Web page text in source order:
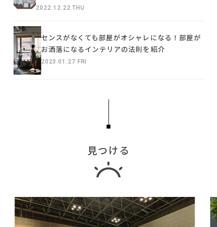
2022.12.22 THU
センスがなくても部屋がオシャレになる！部屋が
お洒落になるインテリアの法則を紹介
2023.01.27 FRI
見つける